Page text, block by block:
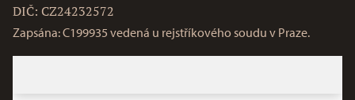
DIČ: CZ24232572
Zapsána: C199935 vedená u rejstříkového soudu v Praze.